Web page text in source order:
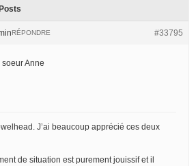
#33795
RÉPONDRE
Anne
J’ai beaucoup apprécié ces deux
de situation est purement jouissif et il